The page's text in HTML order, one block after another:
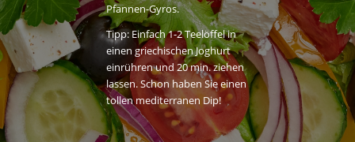
Pfannen-Gyros.
Tipp: Einfach 1-2 Teelöffel in
einen griechischen Joghurt
einrühren und 20 min. ziehen
lassen. Schon haben Sie einen
tollen mediterranen Dip!